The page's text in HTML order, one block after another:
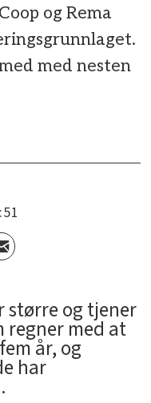
og Rema
med nesten
større og tjener
regner med at
år, og
har